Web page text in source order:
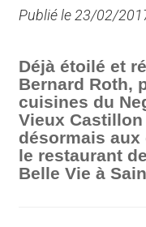
Publié le 23/02/
Déjà étoilé et
Bernard Roth,
cuisines du
Vieux
désormais aux
le restaurant
Belle Vie à